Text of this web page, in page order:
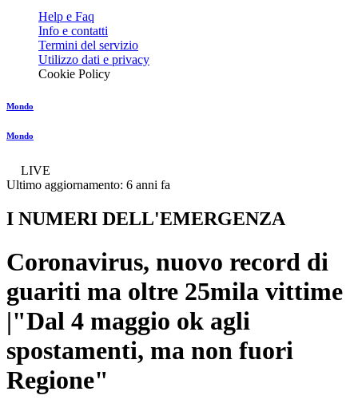
Help e Faq
Info e contatti
Termini del servizio
Utilizzo dati e privacy
Cookie Policy
Mondo
Mondo
LIVE
Ultimo aggiornamento: 6 anni fa
I NUMERI DELL'EMERGENZA
Coronavirus, nuovo record di
guariti ma oltre 25mila vittime
|"Dal 4 maggio ok agli
spostamenti, ma non fuori
Regione"